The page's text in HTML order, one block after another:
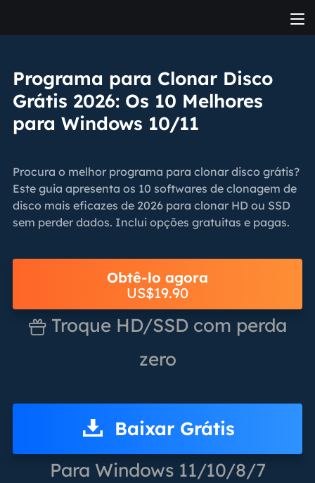
Programa para Clonar Disco
Grátis 2026: Os 10 Melhores
para Windows 10/11
Procura o melhor programa para clonar disco grátis?
Este guia apresenta os 10 softwares de clonagem de
disco mais eficazes de 2026 para clonar HD ou SSD
sem perder dados. Inclui opções gratuitas e pagas.
Obtê-lo agora
US$19.90
 Troque HD/SSD com perda
zero
Baixar Grátis
Para Windows 11/10/8/7